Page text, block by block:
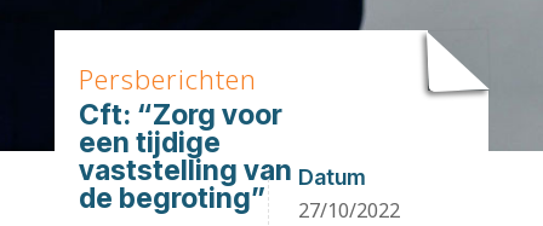
Persberichten
Cft: “Zorg voor
een tijdige
vaststelling van
de begroting”
Datum
27/10/2022